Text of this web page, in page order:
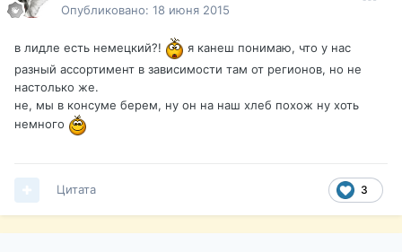
Опубликовано: 18 июня 2015
в лидле есть немецкий?!
я канеш понимаю, что у нас
разный ассортимент в зависимости там от регионов, но не
настолько же.
не, мы в консуме берем, ну он на наш хлеб похож ну хоть
немного
3
Цитата